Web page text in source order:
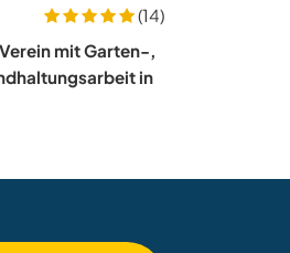
(14)
mit Garten-,
in